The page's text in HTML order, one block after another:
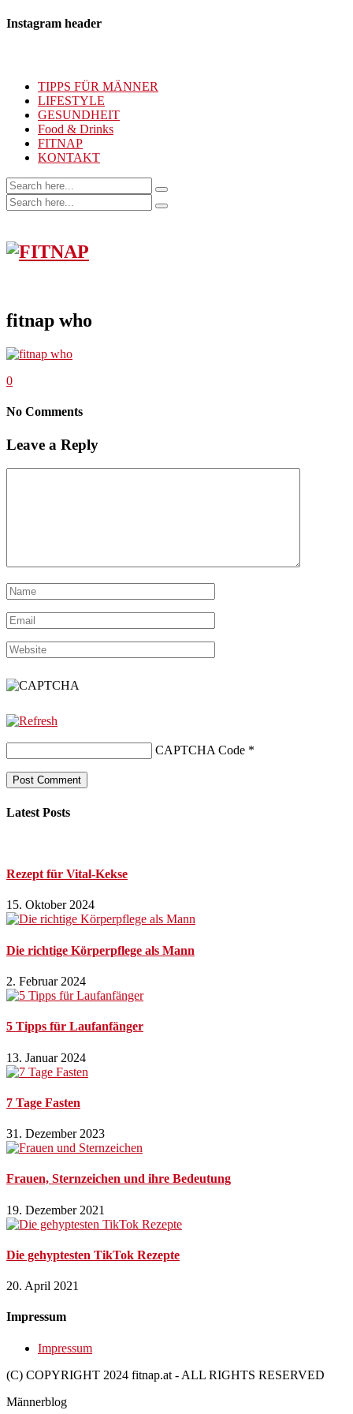
Instagram header
TIPPS FÜR MÄNNER
LIFESTYLE
GESUNDHEIT
Food & Drinks
FITNAP
KONTAKT
fitnap who
0
No Comments
Leave a Reply
CAPTCHA Code *
Latest Posts
Rezept für Vital-Kekse
15. Oktober 2024
Die richtige Körperpflege als Mann
2. Februar 2024
5 Tipps für Laufanfänger
13. Januar 2024
7 Tage Fasten
31. Dezember 2023
Frauen, Sternzeichen und ihre Bedeutung
19. Dezember 2021
Die gehyptesten TikTok Rezepte
20. April 2021
Impressum
Impressum
(C) COPYRIGHT 2024 fitnap.at - ALL RIGHTS RESERVED
Männerblog